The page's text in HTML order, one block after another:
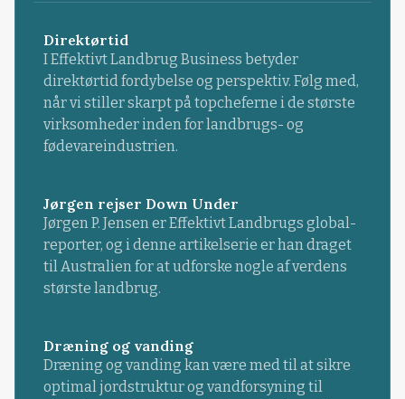
Direktørtid
I Effektivt Landbrug Business betyder
direktørtid fordybelse og perspektiv. Følg med,
når vi stiller skarpt på topcheferne i de største
virksomheder inden for landbrugs- og
fødevareindustrien.
Jørgen rejser Down Under
Jørgen P. Jensen er Effektivt Landbrugs global-
reporter, og i denne artikelserie er han draget
til Australien for at udforske nogle af verdens
største landbrug.
Dræning og vanding
Dræning og vanding kan være med til at sikre
optimal jordstruktur og vandforsyning til